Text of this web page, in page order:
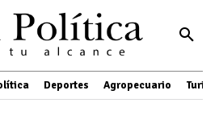
Deportes Agropecuario